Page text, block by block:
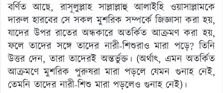
বর্ণিত আছে, রাসূলুল্লাহ সাল্লাল্লাহু আলাইহি ওয়াসাল্লামকে
দারুল হারবের সে সকল মুশরিক সম্পর্কে জিজ্ঞাসা করা হয়,
যাদের উপর রাতের অন্ধকারে অতর্কিত আক্রমণ করা হয়,
ফলে তাদের সঙ্গে তাদের নারী-শিশুরাও মারা পড়ে? তিনি
উত্তর দেন, তারা তাদেরই অন্তর্ভুক্ত। (অর্থাৎ, এমন অতর্কিত
আক্রমণে মুশরিক পুরুষরা মারা পড়লে যেমন গুনাহ নেই,
তেমনি তাদের নারী-শিশু মারা পড়লেও গুনাহ নেই)।